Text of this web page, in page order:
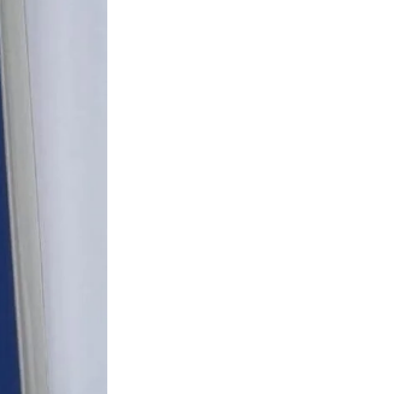
carrito si no estás logueado,
realizar tu compra. Pulsa
dirigirte a la página de login.